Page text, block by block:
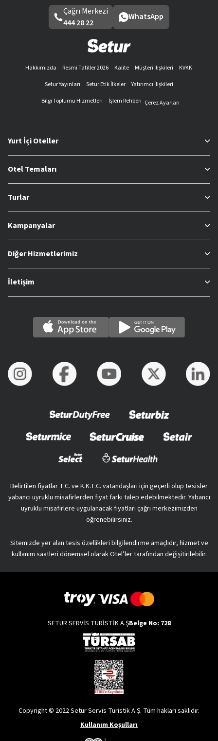
Çağrı Merkezi
444 28 22
WhatsApp
Hakkımızda Resmi Tatiller 2026 Kalite Müşteri İlişkileri
KVKK
Setur Yayınları
Setur Etik İlkeler
Yatırımcı İlişkileri
Bilgi Toplumu Hizmetleri
İşlem Rehberi Çerez Ayarları
Yurt İçi Oteller
Otel Temaları
Turlar
Kampanyalar
Diğer Hizmetlerimiz
İletişim
Belirtilen fiyatlar T.C. ve K.K.T.C. vatandaşları için geçerli olup tesisler
yabancı uyruklu misafirlerden fiyat farkı talep edebilmektedir. Yabancı
uyruklu misafirlere uygulanacak fiyatları çağrı merkezimizden
öğrenebilirsiniz.
Sitemizde yer alan tesis özellikleri bilgilendirme amaçlıdır, hizmet ve
kullanım saatleri dönemsel olarak Otel’ler tarafından değişitirilebilir.
SETUR SERVİS TURİSTİK A.ŞBelge No: 728
Copyright © 2022 Setur Servis Turistik A.Ş. Tüm hakları saklıdır.
Kullanım Koşulları